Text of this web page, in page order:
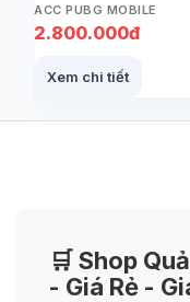
ACC PUBG MOBILE
2.800.000đ
Xem chi tiết
🛒 Shop
- Giá Rẻ -